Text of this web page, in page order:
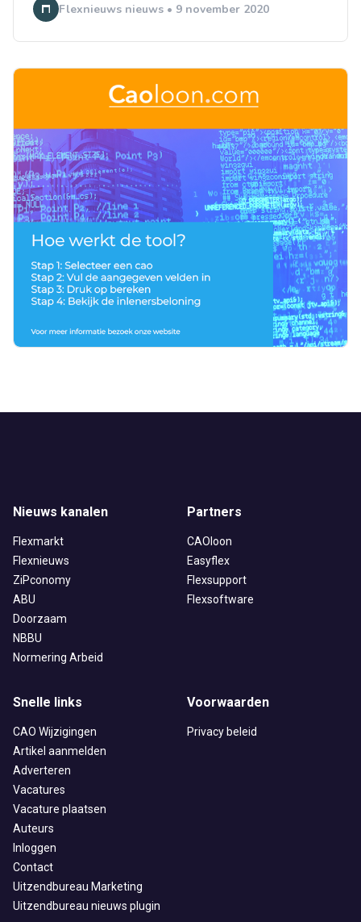
Flexnieuws nieuws • 9 november 2020
Nieuws kanalen
Flexmarkt
Flexnieuws
ZiPconomy
ABU
Doorzaam
NBBU
Normering Arbeid
Partners
CAOloon
Easyflex
Flexsupport
Flexsoftware
Snelle links
CAO Wijzigingen
Artikel aanmelden
Adverteren
Vacatures
Vacature plaatsen
Auteurs
Inloggen
Contact
Uitzendbureau Marketing
Uitzendbureau nieuws plugin
Voorwaarden
Privacy beleid